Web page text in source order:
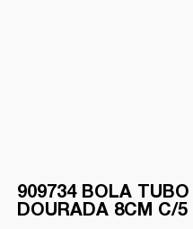
909734 BOLA
DOURADA 8CM C/5